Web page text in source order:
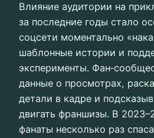
Влияние аудитории на
за последние годы стало
соцсети моментально
шаблонные истории и
эксперименты.
данные о просмотрах,
детали в кадре и
двигать франшизы. В
фанаты несколько раз